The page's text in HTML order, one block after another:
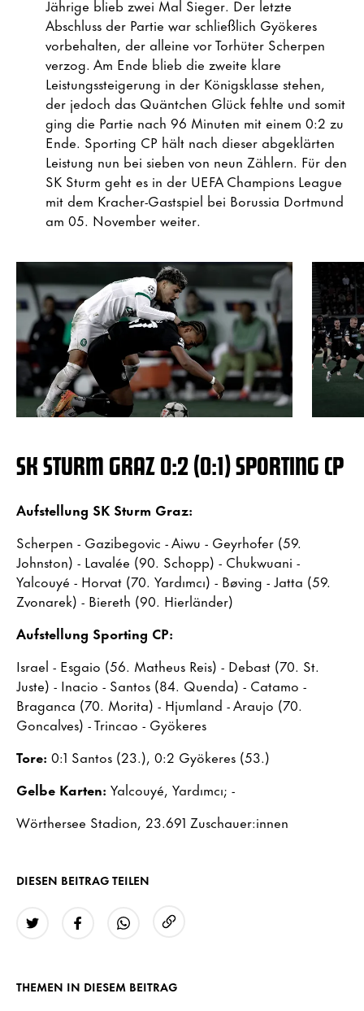
Jährige blieb zwei Mal Sieger. Der letzte
Abschluss der Partie war schließlich Gyökeres
vorbehalten, der alleine vor Torhüter Scherpen
verzog. Am Ende blieb die zweite klare
Leistungssteigerung in der Königsklasse stehen,
der jedoch das Quäntchen Glück fehlte und somit
ging die Partie nach 96 Minuten mit einem 0:2 zu
Ende. Sporting CP hält nach dieser abgeklärten
Leistung nun bei sieben von neun Zählern. Für den
SK Sturm geht es in der UEFA Champions League
mit dem Kracher-Gastspiel bei Borussia Dortmund
am 05. November weiter.
SK STURM GRAZ 0:2 (0:1) SPORTING CP
Aufstellung SK Sturm Graz:
Scherpen - Gazibegovic - Aiwu - Geyrhofer (59.
Johnston) - Lavalée (90. Schopp) - Chukwuani -
Yalcouyé - Horvat (70. Yardımcı) - Bøving - Jatta (59.
Zvonarek) - Biereth (90. Hierländer)
Aufstellung Sporting CP:
Israel - Esgaio (56. Matheus Reis) - Debast (70. St.
Juste) - Inacio - Santos (84. Quenda) - Catamo -
Braganca (70. Morita) - Hjumland - Araujo (70.
Goncalves) - Trincao - Gyökeres
Tore: 0:1 Santos (23.), 0:2 Gyökeres (53.)
Gelbe Karten: Yalcouyé, Yardımcı; -
Wörthersee Stadion, 23.691 Zuschauer:innen
DIESEN BEITRAG TEILEN
THEMEN IN DIESEM BEITRAG